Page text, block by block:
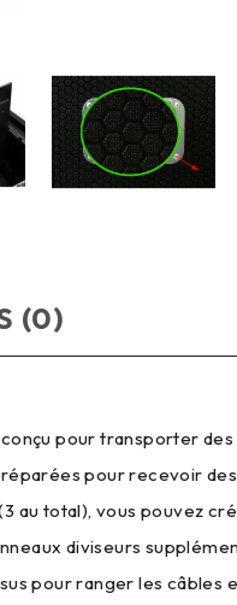
(0)
pour transporter
pour recevoir
au total), vous pouvez
diviseurs
pour ranger les câbles